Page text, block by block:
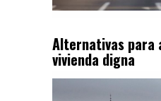
Alternativas para
vivienda digna